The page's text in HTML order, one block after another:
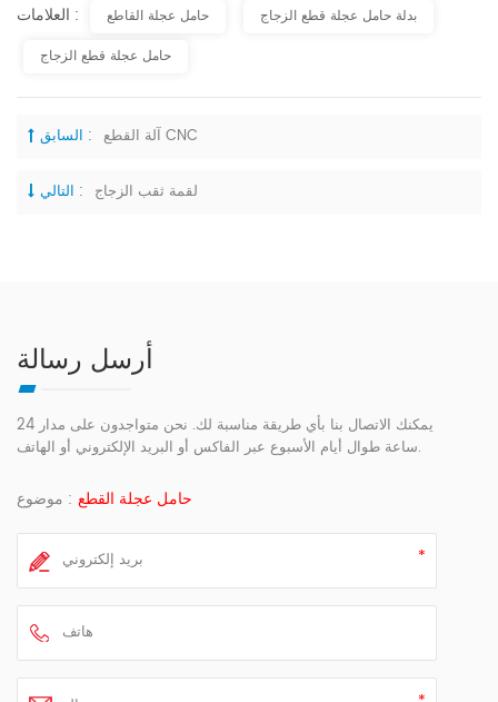
العلامات : حامل عجلة القاطع
بدلة حامل عجلة قطع الزجاج
حامل عجلة قطع الزجاج
السابق : آلة القطع CNC
التالي : لقمة ثقب الزجاج
أرسل رسالة
يمكنك الاتصال بنا بأي طريقة مناسبة لك. نحن متواجدون على مدار 24
ساعة طوال أيام الأسبوع عبر الفاكس أو البريد الإلكتروني أو الهاتف.
موضوع : حامل عجلة القطع